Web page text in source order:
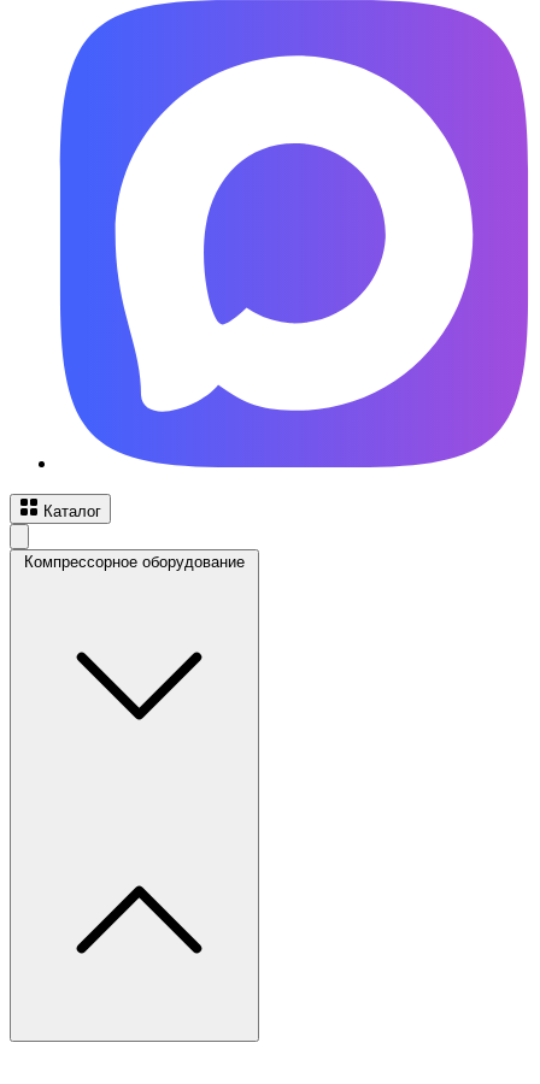
Каталог
Компрессорное оборудование